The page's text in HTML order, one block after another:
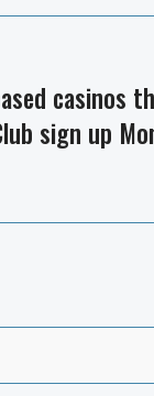
casinos
sign up